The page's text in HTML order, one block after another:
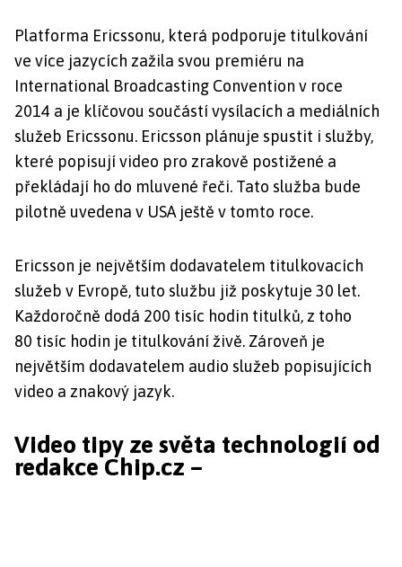
Platforma Ericssonu, která podporuje titulkování
ve více jazycích zažila svou premiéru na
International Broadcasting Convention v roce
2014 a je klíčovou součástí vysílacích a mediálních
služeb Ericssonu. Ericsson plánuje spustit i služby,
které popisují video pro zrakově postižené a
překládají ho do mluvené řeči. Tato služba bude
pilotně uvedena v USA ještě v tomto roce.
Ericsson je největším dodavatelem titulkovacích
služeb v Evropě, tuto službu již poskytuje 30 let.
Každoročně dodá 200 tisíc hodin titulků, z toho
80 tisíc hodin je titulkování živě. Zároveň je
největším dodavatelem audio služeb popisujících
video a znakový jazyk.
Video tipy ze světa technologií od
redakce Chip.cz –